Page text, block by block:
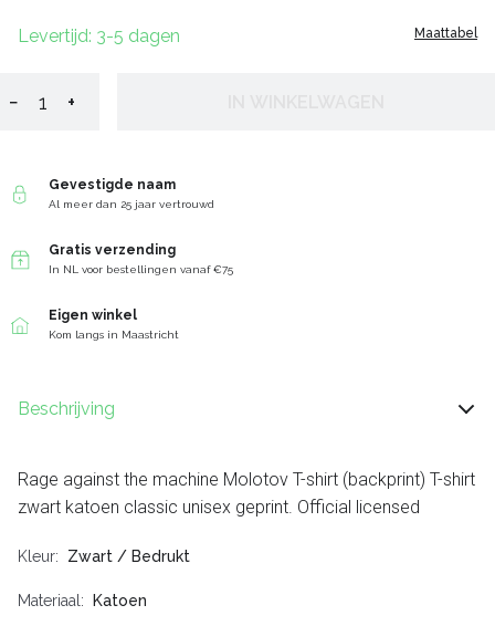
Maattabel
Levertijd: 3-5 dagen
− +
Gevestigde naam
Al meer dan 25 jaar vertrouwd
Gratis verzending
In NL voor bestellingen vanaf €75
Eigen winkel
Kom langs in Maastricht
Beschrijving
Rage against the machine Molotov T-shirt (backprint) T-shirt
zwart katoen classic unisex geprint. Official licensed
Kleur Zwart / Bedrukt
Materiaal Katoen